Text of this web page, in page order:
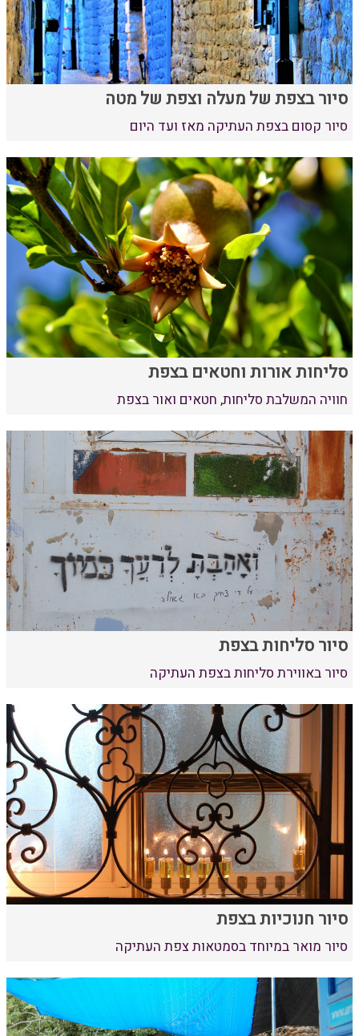
סיור בצפת של מעלה וצפת של מטה
סיור קסום בצפת העתיקה מאז ועד היום
סליחות אורות וחטאים בצפת
חוויה המשלבת סליחות, חטאים ואור בצפת
סיור סליחות בצפת
סיור באווירת סליחות בצפת העתיקה
סיור חנוכיות בצפת
סיור מואר במיוחד בסמטאות צפת העתיקה